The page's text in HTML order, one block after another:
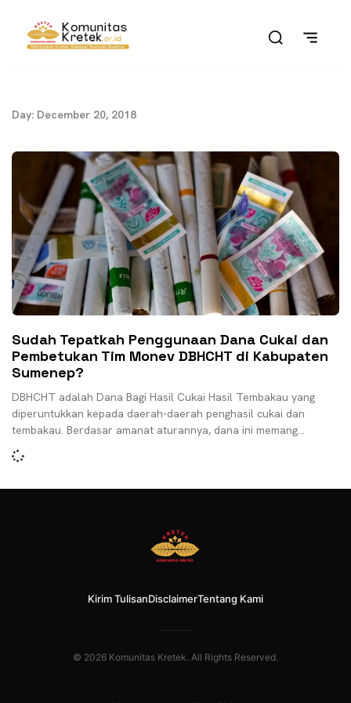
Day: December 20, 2018
Sudah Tepatkah Penggunaan Dana Cukai dan
Pembetukan Tim Monev DBHCHT di Kabupaten
Sumenep?
DBHCHT adalah Dana Bagi Hasil Cukai Hasil Tembakau yang
diperuntukkan kepada daerah-daerah penghasil cukai dan
tembakau. Berdasar amanat aturannya, dana ini memang
bersifat spesifik diberikan
Kirim TulisanDisclaimerTentang Kami
© 2026 Komunitas Kretek. All Rights Reserved.